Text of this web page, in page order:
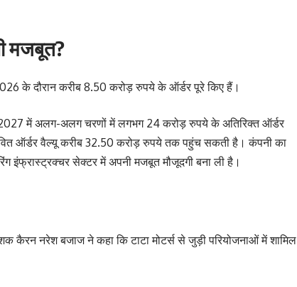
मजबूत?
के दौरान करीब 8.50 करोड़ रुपये के ऑर्डर पूरे किए हैं।
2027 में अलग-अलग चरणों में लगभग 24 करोड़ रुपये के अतिरिक्त ऑर्डर
ऑर्डर वैल्यू करीब 32.50 करोड़ रुपये तक पहुंच सकती है। कंपनी का
इंफ्रास्ट्रक्चर सेक्टर में अपनी मजबूत मौजूदगी बना ली है।
कैरन नरेश बजाज ने कहा कि टाटा मोटर्स से जुड़ी परियोजनाओं में शामिल